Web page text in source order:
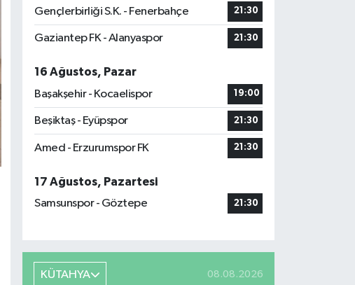
Gençlerbirliği S.K. - Fenerbahçe 21:30
Gaziantep FK - Alanyaspor 21:30
16 Ağustos, Pazar
Başakşehir - Kocaelispor
19:00
Beşiktaş - Eyüpspor 21:30
Amed - Erzurumspor FK 21:30
17 Ağustos, Pazartesi
Samsunspor - Göztepe
21:30
KÜTAHYA 08.08.2026